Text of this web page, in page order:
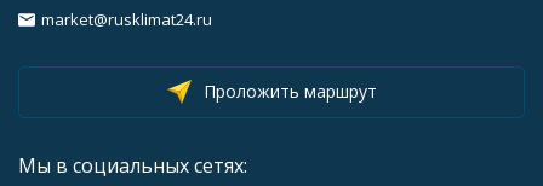
market@rusklimat24.ru
Проложить маршрут
Мы в социальных сетях: